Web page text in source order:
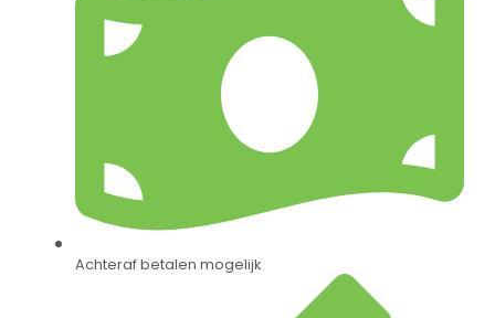
Achteraf betalen mogelijk